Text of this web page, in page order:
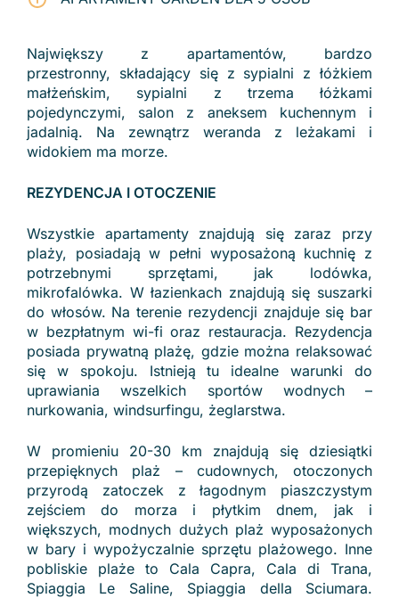
Największy z apartamentów, bardzo
przestronny, składający się z sypialni z łóżkiem
małżeńskim, sypialni z trzema łóżkami
pojedynczymi, salon z aneksem kuchennym i
jadalnią. Na zewnątrz weranda z leżakami i
widokiem ma morze.
REZYDENCJA I OTOCZENIE
Wszystkie apartamenty znajdują się zaraz przy
plaży, posiadają w pełni wyposażoną kuchnię z
potrzebnymi sprzętami, jak lodówka,
mikrofalówka. W łazienkach znajdują się suszarki
do włosów. Na terenie rezydencji znajduje się bar
w bezpłatnym wi-fi oraz restauracja. Rezydencja
posiada prywatną plażę, gdzie można relaksować
się w spokoju. Istnieją tu idealne warunki do
uprawiania wszelkich sportów wodnych –
nurkowania, windsurfingu, żeglarstwa.
W promieniu 20-30 km znajdują się dziesiątki
przepięknych plaż – cudownych, otoczonych
przyrodą zatoczek z łagodnym piaszczystym
zejściem do morza i płytkim dnem, jak i
większych, modnych dużych plaż wyposażonych
w bary i wypożyczalnie sprzętu plażowego. Inne
pobliskie plaże to Cala Capra, Cala di Trana,
Spiaggia Le Saline, Spiaggia della Sciumara.